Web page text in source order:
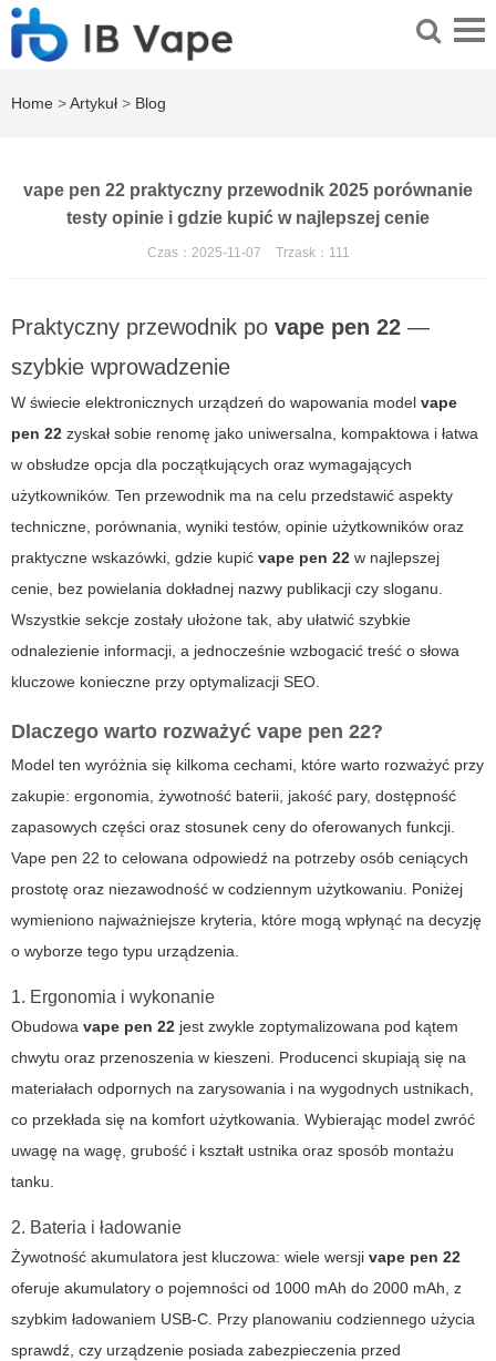
Home >Artykuł > Blog
vape pen 22 praktyczny przewodnik 2025 porównanie
testy opinie i gdzie kupić w najlepszej cenie
Czas：2025-11-07 Trzask： 111
Praktyczny przewodnik po vape pen 22 —
szybkie wprowadzenie
W świecie elektronicznych urządzeń do wapowania model vape
pen 22 zyskał sobie renomę jako uniwersalna, kompaktowa i łatwa
w obsłudze opcja dla początkujących oraz wymagających
użytkowników. Ten przewodnik ma na celu przedstawić aspekty
techniczne, porównania, wyniki testów, opinie użytkowników oraz
praktyczne wskazówki, gdzie kupić vape pen 22 w najlepszej
cenie, bez powielania dokładnej nazwy publikacji czy sloganu.
Wszystkie sekcje zostały ułożone tak, aby ułatwić szybkie
odnalezienie informacji, a jednocześnie wzbogacić treść o słowa
kluczowe konieczne przy optymalizacji SEO.
Dlaczego warto rozważyć vape pen 22?
Model ten wyróżnia się kilkoma cechami, które warto rozważyć przy
zakupie: ergonomia, żywotność baterii, jakość pary, dostępność
zapasowych części oraz stosunek ceny do oferowanych funkcji.
Vape pen 22 to celowana odpowiedź na potrzeby osób ceniących
prostotę oraz niezawodność w codziennym użytkowaniu. Poniżej
wymieniono najważniejsze kryteria, które mogą wpłynąć na decyzję
o wyborze tego typu urządzenia.
1. Ergonomia i wykonanie
Obudowa vape pen 22 jest zwykle zoptymalizowana pod kątem
chwytu oraz przenoszenia w kieszeni. Producenci skupiają się na
materiałach odpornych na zarysowania i na wygodnych ustnikach,
co przekłada się na komfort użytkowania. Wybierając model zwróć
uwagę na wagę, grubość i kształt ustnika oraz sposób montażu
tanku.
2. Bateria i ładowanie
Żywotność akumulatora jest kluczowa: wiele wersji vape pen 22
oferuje akumulatory o pojemności od 1000 mAh do 2000 mAh, z
szybkim ładowaniem USB-C. Przy planowaniu codziennego użycia
sprawdź, czy urządzenie posiada zabezpieczenia przed